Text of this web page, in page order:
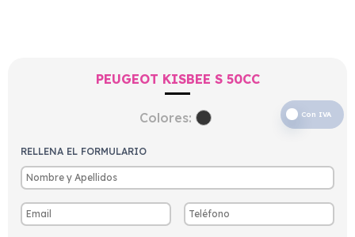
PEUGEOT KISBEE S 50CC
Con IVA
Colores:
RELLENA EL FORMULARIO